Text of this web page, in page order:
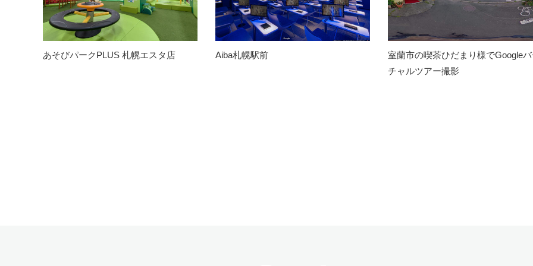
あそびパークPLUS 札幌エスタ店 Aiba札幌駅前
室蘭市の喫茶ひだまり様でGoogle
チャルツアー撮影